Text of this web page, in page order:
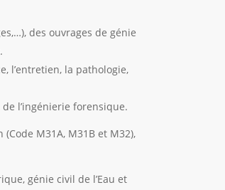
des ouvrages de génie
l’entretien, la pathologie,
l’ingénierie forensique.
M31A, M31B et M32),
génie civil de l’Eau et